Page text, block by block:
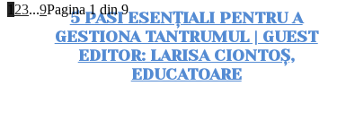
1 23...9Pagina 1 din 9
5 PASI ESENȚIALI PENTRU A
GESTIONA TANTRUMUL | GUEST
EDITOR: LARISA CIONTOȘ,
EDUCATOARE